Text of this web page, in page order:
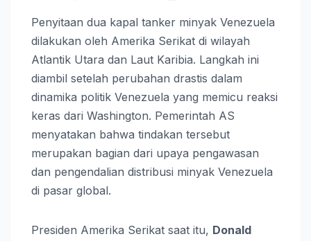
Penyitaan dua kapal tanker minyak Venezuela
dilakukan oleh Amerika Serikat di wilayah
Atlantik Utara dan Laut Karibia. Langkah ini
diambil setelah perubahan drastis dalam
dinamika politik Venezuela yang memicu reaksi
keras dari Washington. Pemerintah AS
menyatakan bahwa tindakan tersebut
merupakan bagian dari upaya pengawasan
dan pengendalian distribusi minyak Venezuela
di pasar global.
Presiden Amerika Serikat saat itu, Donald